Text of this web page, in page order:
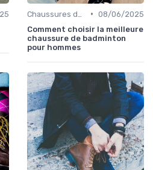
• 08/06/2025
Comment choisir la meilleure
chaussure de badminton
pour hommes